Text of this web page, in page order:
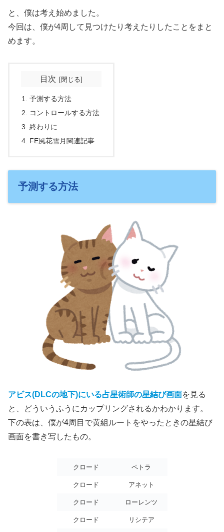
と、僕は考え始めました。
今回は、僕が4周して見つけたり考えたりしたことをまと
めます。
目次
予測する方法
コントロールする方法
終わりに
FE風花雪月関連記事
予測する方法
アビス(DLCの地下)にいる占星術師の星結び画面を見る
と、どういうふうにカップリングされるかわかります。
下の表は、僕が4周目で黄組ルートをやったときの星結び
画面を書き写したもの。
クロード ペトラ
クロード アネット
クロード ローレンツ
クロード リシテア